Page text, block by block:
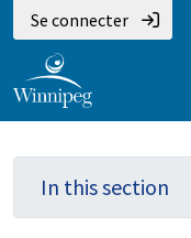
Aller
au
contenu
principal
Skip
to
main
menu
Skip
to
footer
Se connecter
In this section